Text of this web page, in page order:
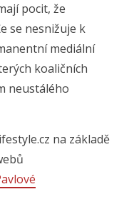
pocit, že
se nesnižuje k
mediální
koaličních
neustálého
na základě